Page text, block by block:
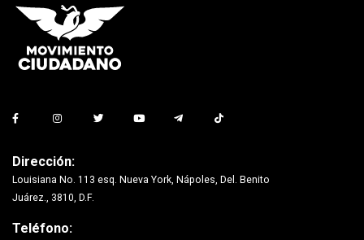
Dirección:
Louisiana No. 113 esq. Nueva York, Nápoles, Del. Benito
Juárez., 3810, D.F.
Teléfono: